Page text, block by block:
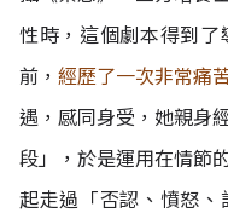
性時，這個劇本得到
前， 經歷了一次非常痛
遇，感同身受，她親身
段」，於是運用在情節
起走過「否認、憤怒